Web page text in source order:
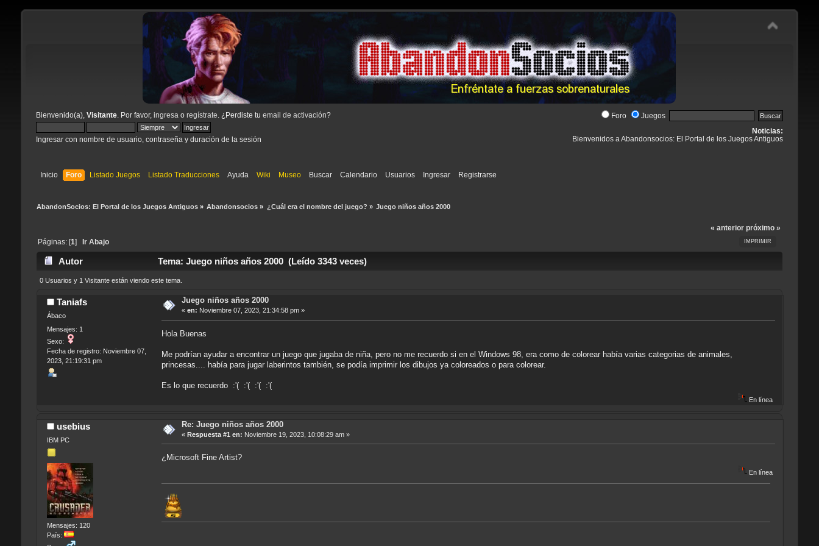
Bienvenido(a), Visitante. Por favor, ingresa o regístrate . ¿Perdiste tu email de activación?
Ingresar con nombre de usuario, contraseña y duración de la sesión
Foro Juegos
Noticias:
Bienvenidos a Abandonsocios: El Portal de los Juegos Antiguos
Inicio Foro Listado Juegos Listado Traducciones Ayuda Wiki Museo Buscar Calendario Usuarios Ingresar Registrarse
AbandonSocios: El Portal de los Juegos Antiguos» Abandonsocios » ¿Cuál era el nombre del juego? » Juego niños años 2000
« anterior próximo »
IMPRIMIR
Páginas: [ 1 Ir Abajo
Autor Tema: Juego niños años 2000 (Leído 3343 veces)
0 Usuarios y 1 Visitante están viendo este tema.
Taniafs
Ábaco
Mensajes: 1
Sexo:
Fecha de registro: Noviembre 07,
2023, 21:19:31 pm
Juego niños años 2000
« en: Noviembre 07, 2023, 21:34:58 pm »
Hola Buenas
Me podrían ayudar a encontrar un juego que jugaba de niña, pero no me recuerdo si en el Windows 98, era como de colorear había varias categorias de animales,
princesas.... había para jugar laberintos también, se podía imprimir los dibujos ya coloreados o para colorear.
Es lo que recuerdo :'( :'( :'( :'(
En línea
usebius
IBM PC
Mensajes: 120
País:
Re: Juego niños años 2000
« Respuesta #1 en: Noviembre 19, 2023, 10:08:29 am »
¿Microsoft Fine Artist?
En línea